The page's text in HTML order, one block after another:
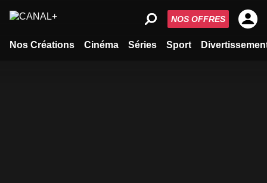
Nos Créations Cinéma Séries Sport
NOS OFFRES